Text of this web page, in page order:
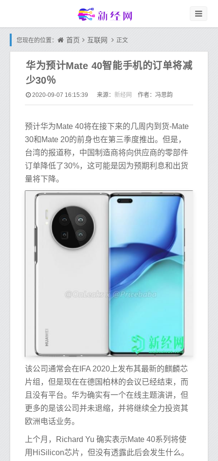
您现在的位置： 首页 互联网 正文
华为预计Mate 40智能手机的订单将减
少30％
2020-09-07 16:15:39 来源： 新经网 作者：冯思韵
预计华为Mate 40将在接下来的几周内到货-Mate
30和Mate 20的前身也在第三季度推出。但是，
台湾的报道称，中国制造商将向供应商的零部件
订单降低了30%，这可能是因为预期利息和出货
量将下降。
该公司通常会在IFA 2020上发布其最新的麒麟芯
片组，但是现在在德国柏林的会议已经结束，而
且没有平台。华为确实有一个在线主题演讲，但
更多的是该公司并未退缩，并将继续全力投资其
欧洲电话业务。
上个月，Richard Yu 确实表示Mate 40系列将使
用HiSilicon芯片，但没有透露此后会发生什么。